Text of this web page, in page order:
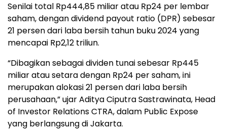
Senilai total Rp444,85 miliar atau Rp24 per lembar
saham, dengan dividend payout ratio (DPR) sebesar
21 persen dari laba bersih tahun buku 2024 yang
mencapai Rp2,12 triliun.
“Dibagikan sebagai dividen tunai sebesar Rp445
miliar atau setara dengan Rp24 per saham, ini
merupakan alokasi 21 persen dari laba bersih
perusahaan,” ujar Aditya Ciputra Sastrawinata, Head
of Investor Relations CTRA, dalam Public Expose
yang berlangsung di Jakarta.